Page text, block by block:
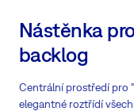
Nástěnka
backlog
Centrální prostředí pro
elegantné roztřídí